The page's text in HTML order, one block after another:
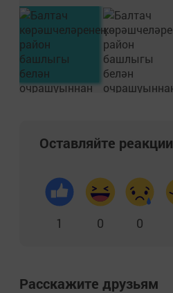
Оставляйте реакции
1 0 0
Расскажите друзьям